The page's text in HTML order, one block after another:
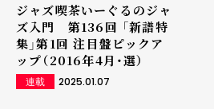
ジャズ喫茶いーぐるのジャ
ズ入門 第136回 「新譜特
集」第1回 注目盤ピックア
ップ（2016年4月・選）
連載 2025.01.07